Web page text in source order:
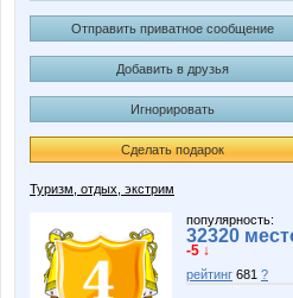
Отправить приватное сообщение
Добавить в друзья
Игнорировать
Сделать подарок
Туризм, отдых, экстрим
популярность:
32320
-5 ↓
рейтинг 681 ?